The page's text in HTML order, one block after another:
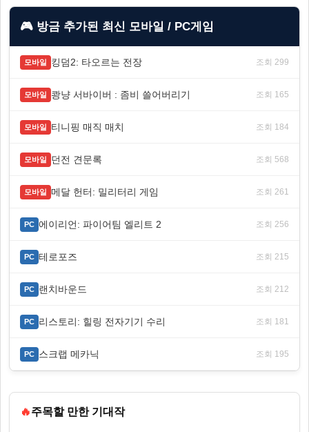
🎮 방금 추가된 최신 모바일 / PC게임
모바일 킹덤2: 타오르는 전장 조회 299
모바일 쾅냥 서바이버 : 좀비 쓸어버리기 조회 165
모바일 티니핑 매직 매치 조회 184
모바일 던전 견문록 조회 568
모바일 메달 헌터: 밀리터리 게임 조회 261
PC 에이리언: 파이어팀 엘리트 2 조회 256
PC 테로포즈 조회 215
PC 랜치바운드 조회 212
PC 리스토리: 힐링 전자기기 수리 조회 181
PC 스크랩 메카닉 조회 195
🔥주목할 만한 기대작